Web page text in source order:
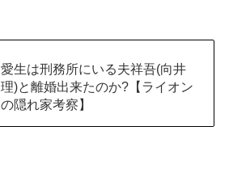
愛生は刑務所にいる夫祥吾(向井
理)と離婚出来たのか?【ライオン
の隠れ家考察】